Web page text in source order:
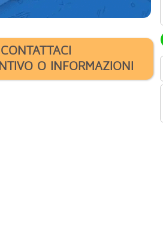
CONTATTACI
O INFORMAZIONI